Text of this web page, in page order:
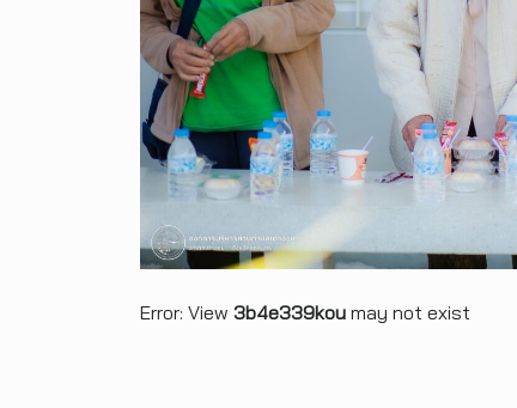
Error: View 3b4e339kou may not exist